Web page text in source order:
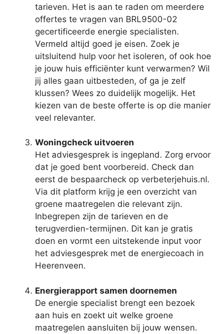
tarieven. Het is aan te raden om meerdere
offertes te vragen van BRL9500-02
gecertificeerde energie specialisten.
Vermeld altijd goed je eisen. Zoek je
uitsluitend hulp voor het isoleren, of ook hoe
je jouw huis efficiënter kunt verwarmen? Wil
jij alles gaan uitbesteden, of ga je zelf
klussen? Wees zo duidelijk mogelijk. Het
kiezen van de beste offerte is op die manier
veel relevanter.
Woningcheck uitvoeren
Het adviesgesprek is ingepland. Zorg ervoor
dat je goed bent voorbereid. Check dan
eerst de bespaarcheck op verbeterjehuis.nl.
Via dit platform krijg je een overzicht van
groene maatregelen die relevant zijn.
Inbegrepen zijn de tarieven en de
terugverdien-termijnen. Dit kan je gratis
doen en vormt een uitstekende input voor
het adviesgesprek met de energiecoach in
Heerenveen.
Energierapport samen doornemen
De energie specialist brengt een bezoek
aan huis en zoekt uit welke groene
maatregelen aansluiten bij jouw wensen.